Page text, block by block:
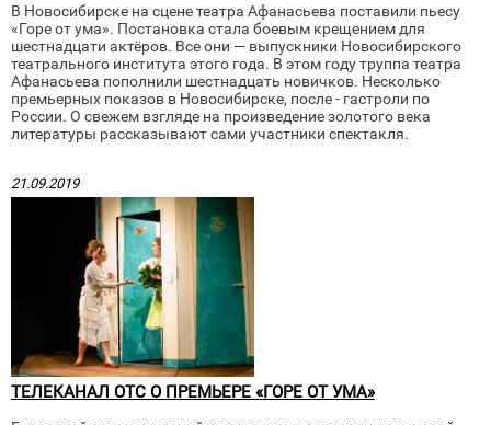
В Новосибирске на сцене театра Афанасьева поставили пьесу
«Горе от ума». Постановка стала боевым крещением для
шестнадцати актёров. Все они — выпускники Новосибирского
театрального института этого года. В этом году труппа театра
Афанасьева пополнили шестнадцать новичков. Несколько
премьерных показов в Новосибирске, после - гастроли по
России. О свежем взгляде на произведение золотого века
литературы рассказывают сами участники спектакля.
21.09.2019
ТЕЛЕКАНАЛ ОТС О ПРЕМЬЕРЕ «ГОРЕ ОТ УМА»